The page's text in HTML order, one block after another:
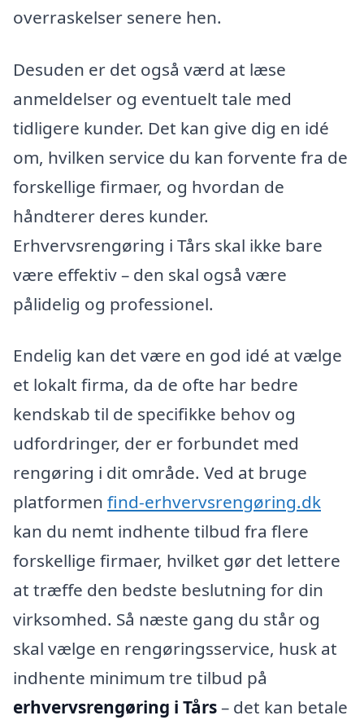
overraskelser senere hen.
Desuden er det også værd at læse
anmeldelser og eventuelt tale med
tidligere kunder. Det kan give dig en idé
om, hvilken service du kan forvente fra de
forskellige firmaer, og hvordan de
håndterer deres kunder.
Erhvervsrengøring i Tårs skal ikke bare
være effektiv – den skal også være
pålidelig og professionel.
Endelig kan det være en god idé at vælge
et lokalt firma, da de ofte har bedre
kendskab til de specifikke behov og
udfordringer, der er forbundet med
rengøring i dit område. Ved at bruge
platformen find-erhvervsrengøring.dk
kan du nemt indhente tilbud fra flere
forskellige firmaer, hvilket gør det lettere
at træffe den bedste beslutning for din
virksomhed. Så næste gang du står og
skal vælge en rengøringsservice, husk at
indhente minimum tre tilbud på
erhvervsrengøring i Tårs– det kan betale